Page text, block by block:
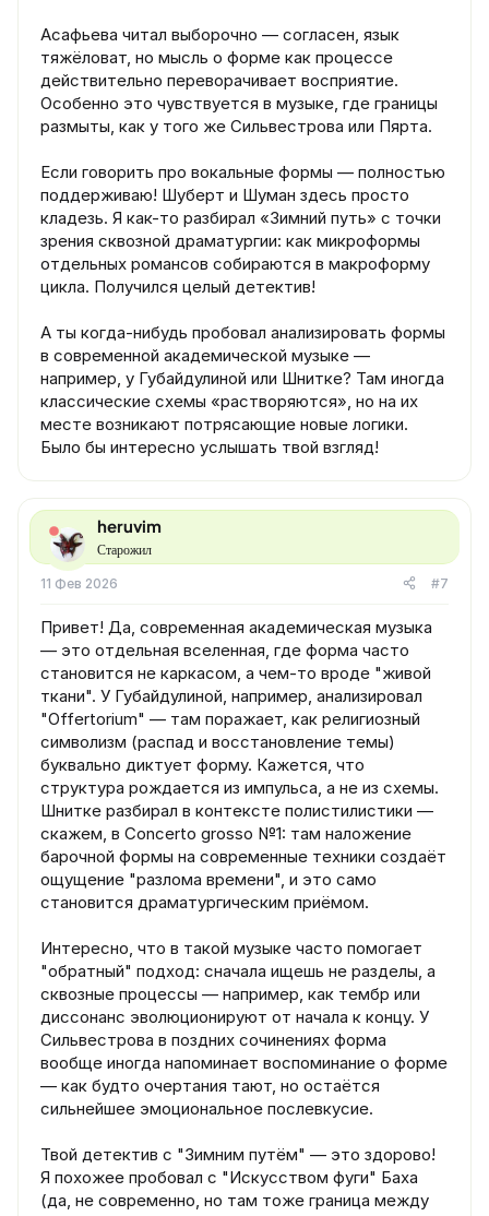
Асафьева читал выборочно — согласен, язык
тяжёловат, но мысль о форме как процессе
действительно переворачивает восприятие.
Особенно это чувствуется в музыке, где границы
размыты, как у того же Сильвестрова или Пярта.
Если говорить про вокальные формы — полностью
поддерживаю! Шуберт и Шуман здесь просто
кладезь. Я как-то разбирал «Зимний путь» с точки
зрения сквозной драматургии: как микроформы
отдельных романсов собираются в макроформу
цикла. Получился целый детектив!
А ты когда-нибудь пробовал анализировать формы
в современной академической музыке —
например, у Губайдулиной или Шнитке? Там иногда
классические схемы «растворяются», но на их
месте возникают потрясающие новые логики.
Было бы интересно услышать твой взгляд!
heruvim
Старожил
11 Фев 2026 #7
Привет! Да, современная академическая музыка
— это отдельная вселенная, где форма часто
становится не каркасом, а чем-то вроде "живой
ткани". У Губайдулиной, например, анализировал
"Offertorium" — там поражает, как религиозный
символизм (распад и восстановление темы)
буквально диктует форму. Кажется, что
структура рождается из импульса, а не из схемы.
Шнитке разбирал в контексте полистилистики —
скажем, в Concerto grosso №1: там наложение
барочной формы на современные техники создаёт
ощущение "разлома времени", и это само
становится драматургическим приёмом.
Интересно, что в такой музыке часто помогает
"обратный" подход: сначала ищешь не разделы, а
сквозные процессы — например, как тембр или
диссонанс эволюционируют от начала к концу. У
Сильвестрова в поздних сочинениях форма
вообще иногда напоминает воспоминание о форме
— как будто очертания тают, но остаётся
сильнейшее эмоциональное послевкусие.
Твой детектив с "Зимним путём" — это здорово!
Я похожее пробовал с "Искусством фуги" Баха
(да, не современно, но там тоже граница между